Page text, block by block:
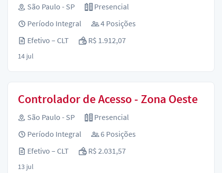
São Paulo - SP
Presencial
Período Integral
4 Posições
Efetivo – CLT
R$ 1.912,07
14 jul
Controlador de Acesso - Zona Oeste
São Paulo - SP
Presencial
Período Integral
6 Posições
Efetivo – CLT
R$ 2.031,57
13 jul